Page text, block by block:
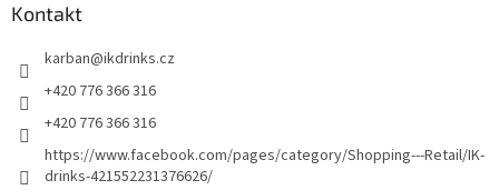
Kontakt
karban@ikdrinks.cz
+420 776 366 316
+420 776 366 316
https://www.facebook.com/pages/category/Shopping---Retail/IK-
drinks-421552231376626/